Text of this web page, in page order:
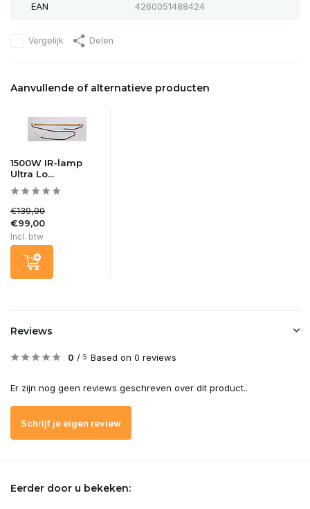
EAN 4260051488424
Vergelijk Delen
Aanvullende of alternatieve producten
1500W IR-lamp
Ultra Lo...
€139,00
€99,00
Incl. btw
Reviews
0 / 5 Based on 0 reviews
Er zijn nog geen reviews geschreven over dit product..
Schrijf je eigen review
Eerder door u bekeken: